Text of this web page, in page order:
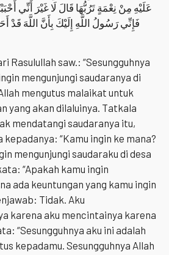
عَلَيْهِ مِنْ نِعْمَةٍ تَرُبُّهَا قَالَ لَا غَيْرَ أَنِّي
فَإِنِّي رَسُولُ اللَّهِ إِلَيْكَ بِأَنَّ اللَّهَ قَدْ
Rasulullah saw.: “Sesungguhnya
mengunjungi saudaranya di
mengutus malaikat untuk
yang akan dilaluinya. Tatkala
mendatangi saudaranya itu,
“Kamu ingin ke mana?
mengunjungi saudaraku di desa
“Apakah kamu ingin
ada keuntungan yang kamu ingin
Tidak. Aku
karena aku mencintainya karena
“Sesungguhnya aku ini adalah
kepadamu. Sesungguhnya Allah